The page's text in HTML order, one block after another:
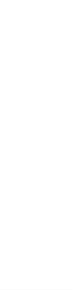
die die
Ein
dynamische
versteckt
das
Via
Catanias,
beiden